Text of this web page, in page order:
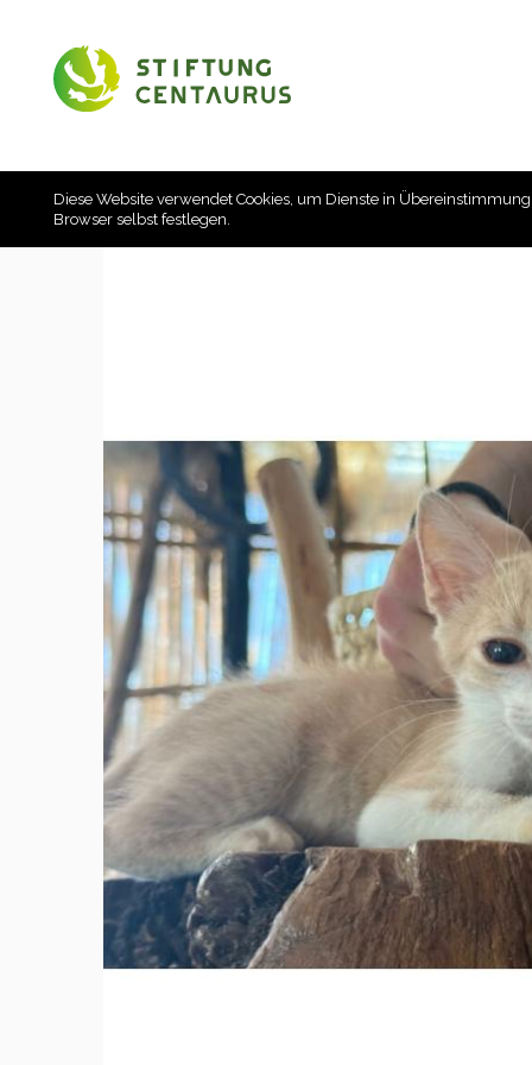
Diese Website verwendet Cookies, um Dienste in
Browser selbst festlegen.